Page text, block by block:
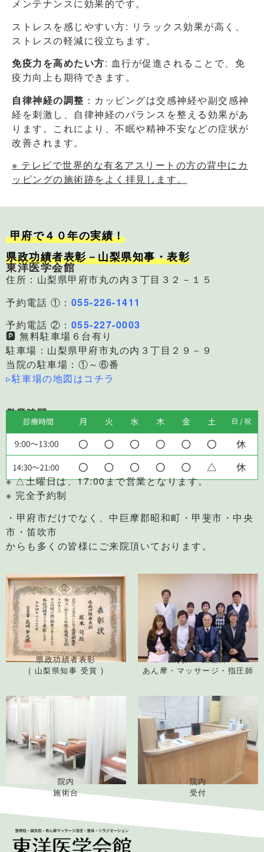
メンテナンスに効果的です。
ストレスを感じやすい方: リラックス効果が高く、
ストレスの軽減に役立ちます。
免疫力を高めたい方: 血行が促進されることで、免
疫力向上も期待できます。
自律神経の調整 ：カッピングは交感神経や副交感神
経を刺激し、自律神経のバランスを整える効果があ
ります。これにより、不眠や精神不安などの症状が
改善されます。
※ テレビで世界的な有名アスリートの方の背中にカ
ッピングの施術跡をよく拝見します。
甲府で４０年の実績！
県政功績者表彰－山梨県知事・表彰
東洋医学会館
住所：山梨県甲府市丸の内３丁目３２－１５
予約電話 ①： 055-226-1411
予約電話 ②： 055-227-0003
🅿 無料駐車場６台有り
駐車場：山梨県甲府市丸の内３丁目２９－９
当院の駐車場：①～⑥番
▹駐車場の地図はコチラ
営業時間
※ △土曜日は、17:00まで営業となります。
※ 完全予約制
・甲府市だけでなく、中巨摩郡昭和町・甲斐市・中央
市・笛吹市
からも多くの皆様にご来院頂いております。
県政功績者表彰
( 山梨県知事 受賞 )
鍼灸師・柔整師
あん摩・マッサージ・指圧師
院内
施術台
院内
受付